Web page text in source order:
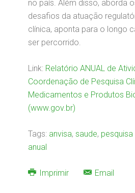
no país. Além disso, aborda
desafios da atuação
clínica, aponta para o longo
ser percorrido.
Link: Relatório ANUAL de
Coordenação de Pesquisa
Medicamentos e Produtos
(www.gov.br)
Tags: anvisa, saude,
anual
Imprimir Email